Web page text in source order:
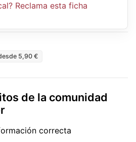
Reclama esta ficha
5,90 €
de la comunidad
correcta